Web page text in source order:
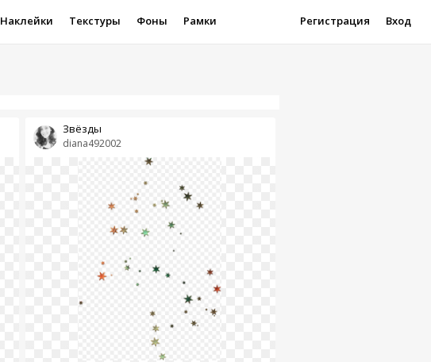
Наклейки Текстуры Фоны Рамки Регистрация Вход
diana492002
Звёзды